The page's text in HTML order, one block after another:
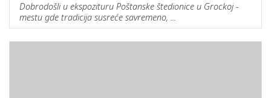
Dobrodošli u ekspozituru Poštanske štedionice u Grockoj -
mestu gde tradicija susreće savremeno, ...